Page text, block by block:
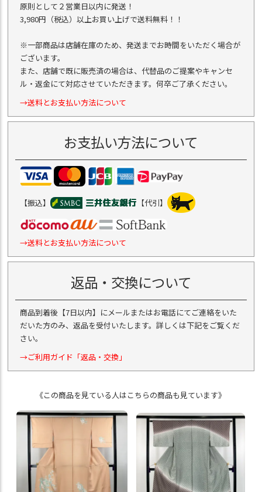
原則として２営業日以内に発送！
3,980円（税込）以上お買い上げで送料無料！！
※一部商品は店舗在庫のため、発送までお時間をいただく場合が
ございます。
また、店舗で既に販売済の場合は、代替品のご提案やキャンセ
ル・返金にて対応させていただきます。何卒ご了承ください。
→送料とお支払い方法について
お支払い方法について
【振込】 【代引】
→送料とお支払い方法について
返品・交換について
商品到着後【7日以内】にメールまたはお電話にてご連絡をいた
だいた方のみ、返品を受付いたします。詳しくは下記をご覧くだ
さい。
→ご利用ガイド「返品・交換」
《この商品を見ている人はこちらの商品も見ています》